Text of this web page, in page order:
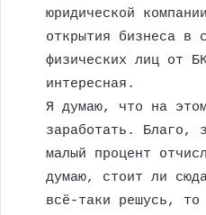
юридической
открытия бизнеса в
физических лиц от
интересная.
Я думаю, что на
заработать. Благо,
малый процент
думаю, стоит ли
всё-таки решусь, то